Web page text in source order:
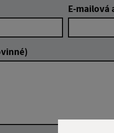
E-mailová